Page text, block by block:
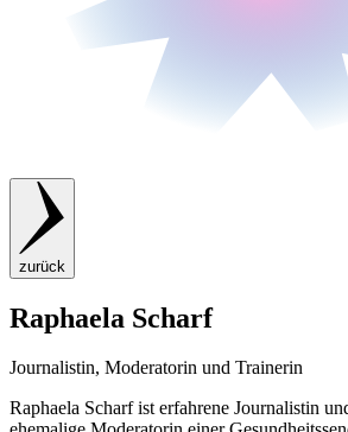
zurück
Raphaela Scharf
Journalistin, Moderatorin und Trainerin
Raphaela Scharf ist erfahrene Journalistin